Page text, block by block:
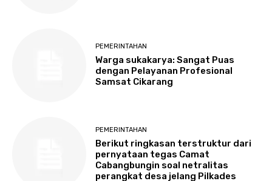
PEMERINTAHAN
Warga sukakarya: Sangat Puas
dengan Pelayanan Profesional
Samsat Cikarang
PEMERINTAHAN
Berikut ringkasan terstruktur dari
pernyataan tegas Camat
Cabangbungin soal netralitas
perangkat desa jelang Pilkades